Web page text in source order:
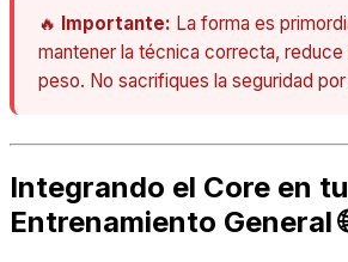
🔥 Importante: La forma es
mantener la técnica correcta, reduce
peso. No sacrifiques la seguridad
Integrando el Core en tu
Entrenamiento General